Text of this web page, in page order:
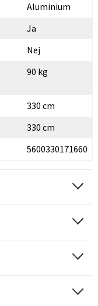
Aluminium
Ja
Nej
90 kg
330 cm
330 cm
5600330171660